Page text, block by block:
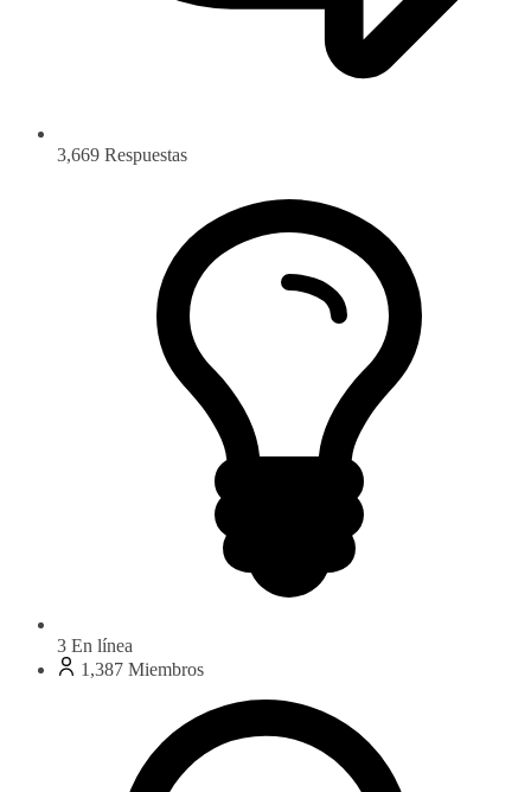
3,669 Respuestas
3 En línea
1,387 Miembros